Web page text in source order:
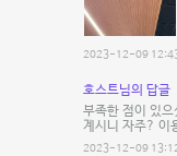
2023-12-09
호스트님의 답글
부족한 점이 있
계시니 자주? 이
2023-12-09